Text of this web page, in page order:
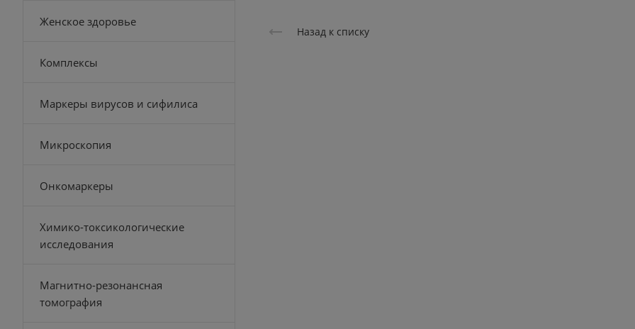
Назад к списку
Женское здоровье
Комплексы
Маркеры вирусов и сифилиса
Микроскопия
Онкомаркеры
Химико-токсикологические
исследования
Магнитно-резонансная
томография